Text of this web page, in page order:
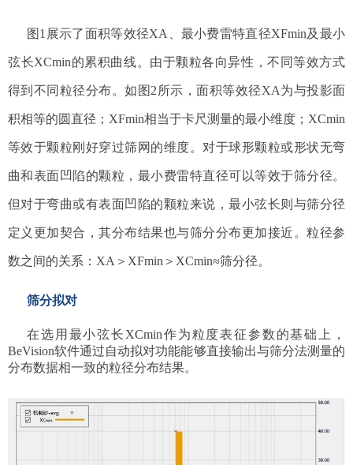
图1展示了面积等效径XA、最小费雷特直径XFmin及最小
弦长XCmin的累积曲线。由于颗粒各向异性，不同等效方式
得到不同粒径分布。如图2所示，面积等效径XA为与投影面
积相等的圆直径；XFmin相当于卡尺测量的最小维度；XCmin
等效于颗粒刚好穿过筛网的维度。对于球形颗粒或形状无弯
曲和表面凹陷的颗粒，最小费雷特直径可以等效于筛分径。
但对于弯曲或有表面凹陷的颗粒来说，最小弦长则与筛分径
定义更加契合，其分布结果也与筛分分布更加接近。粒径参
数之间的关系：XA＞XFmin＞XCmin≈筛分径。
筛分拟对
在选用最小弦长XCmin作为粒度表征参数的基础上，
BeVision软件通过自动拟对功能能够直接输出与筛分法测量的
分布数据相一致的粒径分布结果。